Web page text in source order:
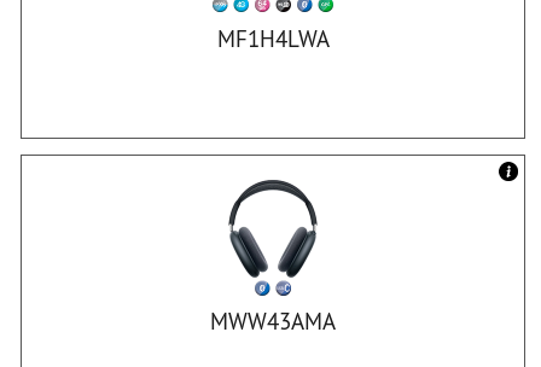
MF1H4LWA
MWW43AMA